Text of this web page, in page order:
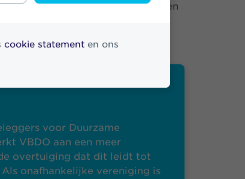
cookie statement en ons
Daarbij kan, bijvoorbeeld, worden
zijn in gebieden met een
kwetsbare biodiversiteit.
voor Duurzame
VBDO aan een meer
overtuiging dat dit leidt tot
onafhankelijke vereniging is